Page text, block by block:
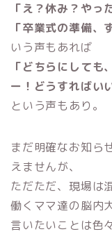
「え？休み？やっ
「卒業式の準備、
いう声もあれば
「どちらにしても
ー！どうすればい
という声もあり。
まだ明確なお知ら
えませんが、
ただただ、現場は
働くママ達の脳内
言いたいことは色